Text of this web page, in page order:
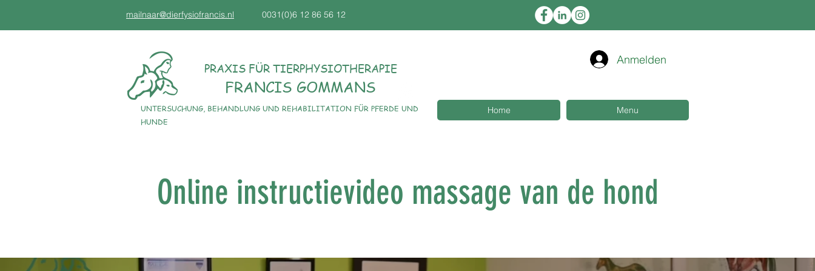
mailnaar@dierfysiofrancis.nl 0031(0)6 12 86 56 12
PRAXIS FÜR TIERPHYSIOTHERAPIE
FRANCIS GOMMANS
UNTERSUCHUNG, BEHANDLUNG UND REHABILITATION FÜR PFERDE UND
HUNDE
Anmelden
Home Menu
Online instructievideo massage van de hond